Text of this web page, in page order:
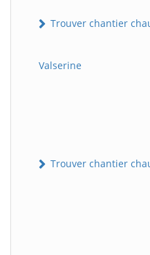
Trouver chantier
Valserine
Trouver chantier